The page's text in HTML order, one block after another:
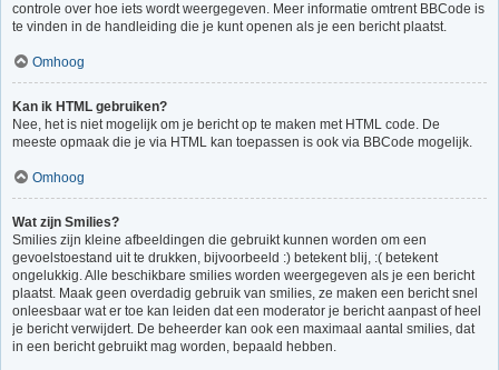
controle over hoe iets wordt weergegeven. Meer informatie omtrent BBCode is
te vinden in de handleiding die je kunt openen als je een bericht plaatst.
Omhoog
Kan ik HTML gebruiken?
Nee, het is niet mogelijk om je bericht op te maken met HTML code. De
meeste opmaak die je via HTML kan toepassen is ook via BBCode mogelijk.
Omhoog
Wat zijn Smilies?
Smilies zijn kleine afbeeldingen die gebruikt kunnen worden om een
gevoelstoestand uit te drukken, bijvoorbeeld :) betekent blij, :( betekent
ongelukkig. Alle beschikbare smilies worden weergegeven als je een bericht
plaatst. Maak geen overdadig gebruik van smilies, ze maken een bericht snel
onleesbaar wat er toe kan leiden dat een moderator je bericht aanpast of heel
je bericht verwijdert. De beheerder kan ook een maximaal aantal smilies, dat
in een bericht gebruikt mag worden, bepaald hebben.